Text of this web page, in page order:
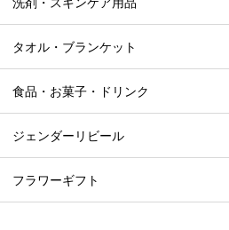
タオル・ブランケット
食品・お菓子・ドリンク
ジェンダーリビール
フラワーギフト